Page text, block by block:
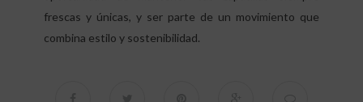
frescas y únicas, y ser parte de un movimiento que
combina estilo y sostenibilidad.